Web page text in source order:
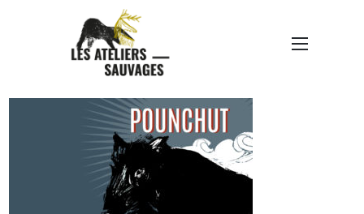
BDJ-ETIQUETTES-2022-
CLASSIQUES-08